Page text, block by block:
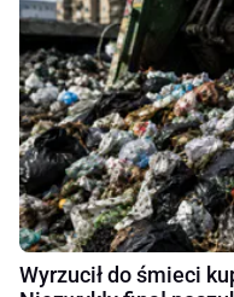
Wyrzucił do śmieci